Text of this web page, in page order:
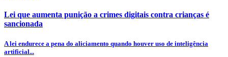
Lei que aumenta punição a crimes digitais contra crianças é
sancionada
A lei endurece a pena do aliciamento quando houver uso de inteligência
artificial...